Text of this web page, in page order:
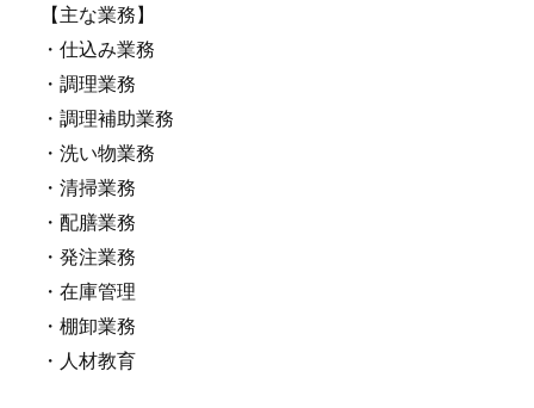
【主な業務】
・仕込み業務
・調理業務
・調理補助業務
・洗い物業務
・清掃業務
・配膳業務
・発注業務
・在庫管理
・棚卸業務
・人材教育